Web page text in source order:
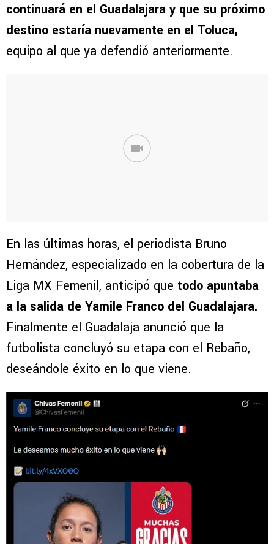
continuará en el Guadalajara y que su próximo
destino estaría nuevamente en el Toluca,
equipo al que ya defendió anteriormente.
En las últimas horas, el periodista Bruno
Hernández, especializado en la cobertura de la
Liga MX Femenil, anticipó que todo apuntaba
a la salida de Yamile Franco del Guadalajara.
Finalmente el Guadalaja anunció que la
futbolista concluyó su etapa con el Rebaño,
deseándole éxito en lo que viene.